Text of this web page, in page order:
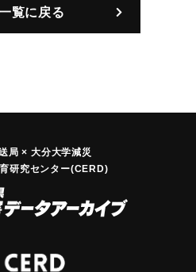
覧に戻る
局 × 大分大学減災
研究センター(CERD)